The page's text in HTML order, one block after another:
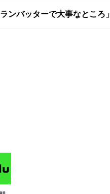
バッターで大事なところ」